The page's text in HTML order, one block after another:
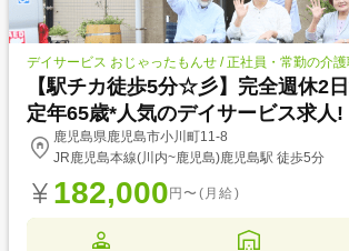
デイサービス おじゃったもんせ / 正社員・常勤の介
【駅チカ徒歩5分☆彡】完全週休2
定年65歳*人気のデイサービス求人!
鹿児島県鹿児島市小川町11-8
JR鹿児島本線(川内~鹿児島)鹿児島駅 徒歩5分
182,000 円〜(月給)